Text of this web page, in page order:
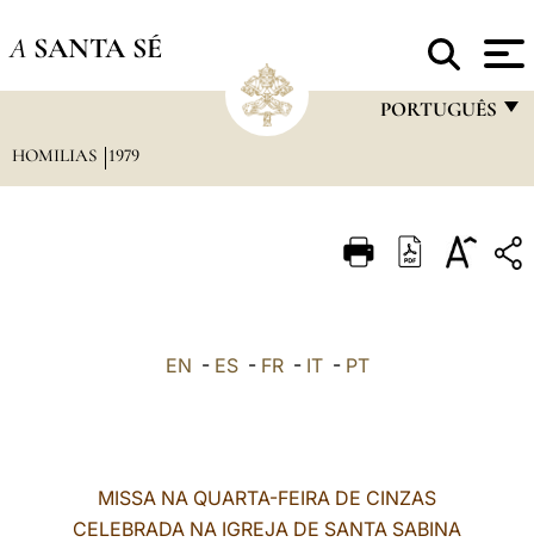
A SANTA SÉ
PORTUGUÊS
ITALIANO
中文
HOMILIAS 1979
EN - ES- FR- IT- PT
MISSA NA QUARTA-FEIRA DE CINZAS
CELEBRADA NA IGREJA DE SANTA SABINA